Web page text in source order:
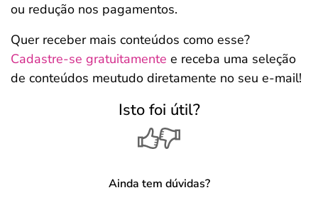
ou redução nos pagamentos.
Quer receber mais conteúdos como esse?
Cadastre-se gratuitamente e receba uma seleção
de conteúdos meutudo diretamente no seu e-mail!
Isto foi útil?
Ainda tem dúvidas?